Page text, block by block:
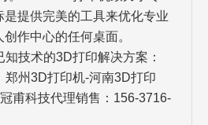
是提供完美的工具来优化专业
作中心的任何桌面。
技术的3D打印解决方案：
郑州3D打印机-河南3D打印
甫科技代理销售：156-3716-